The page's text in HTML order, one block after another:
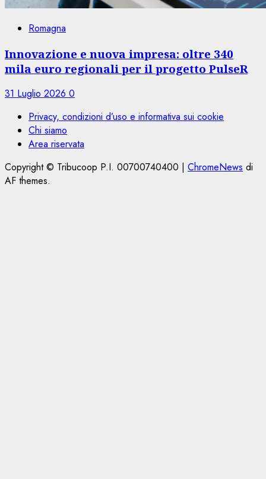
Romagna
Innovazione e nuova impresa: oltre 340
mila euro regionali per il progetto PulseR
31 Luglio 2026 0
Privacy, condizioni d’uso e informativa sui cookie
Chi siamo
Area riservata
Copyright © Tribucoop P.I. 00700740400 | ChromeNews di
AF themes.